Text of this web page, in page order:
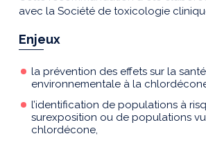
avec la Société de toxicologie
Enjeux
la prévention des effets sur la
environnementale à la
l’identification de populations à
surexposition ou de populations
chlordécone,